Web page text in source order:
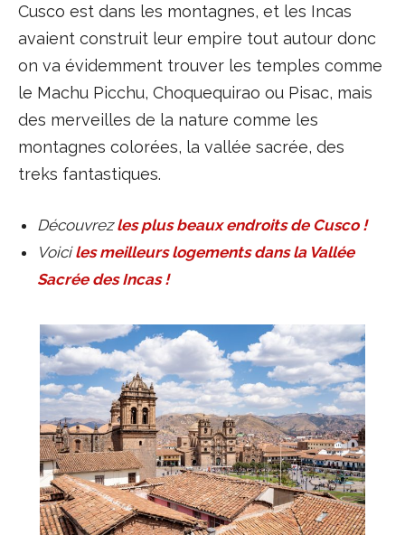
Cusco est dans les montagnes, et les Incas
avaient construit leur empire tout autour donc
on va évidemment trouver les temples comme
le Machu Picchu, Choquequirao ou Pisac, mais
des merveilles de la nature comme les
montagnes colorées, la vallée sacrée, des
treks fantastiques.
Découvrezles plus beaux endroits de Cusco !
Voiciles meilleurs logements dans la Vallée
Sacrée des Incas !